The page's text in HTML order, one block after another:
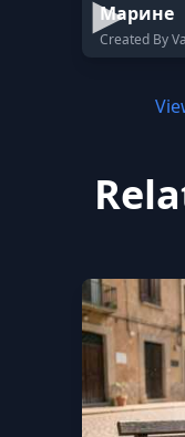
Марине
Created By